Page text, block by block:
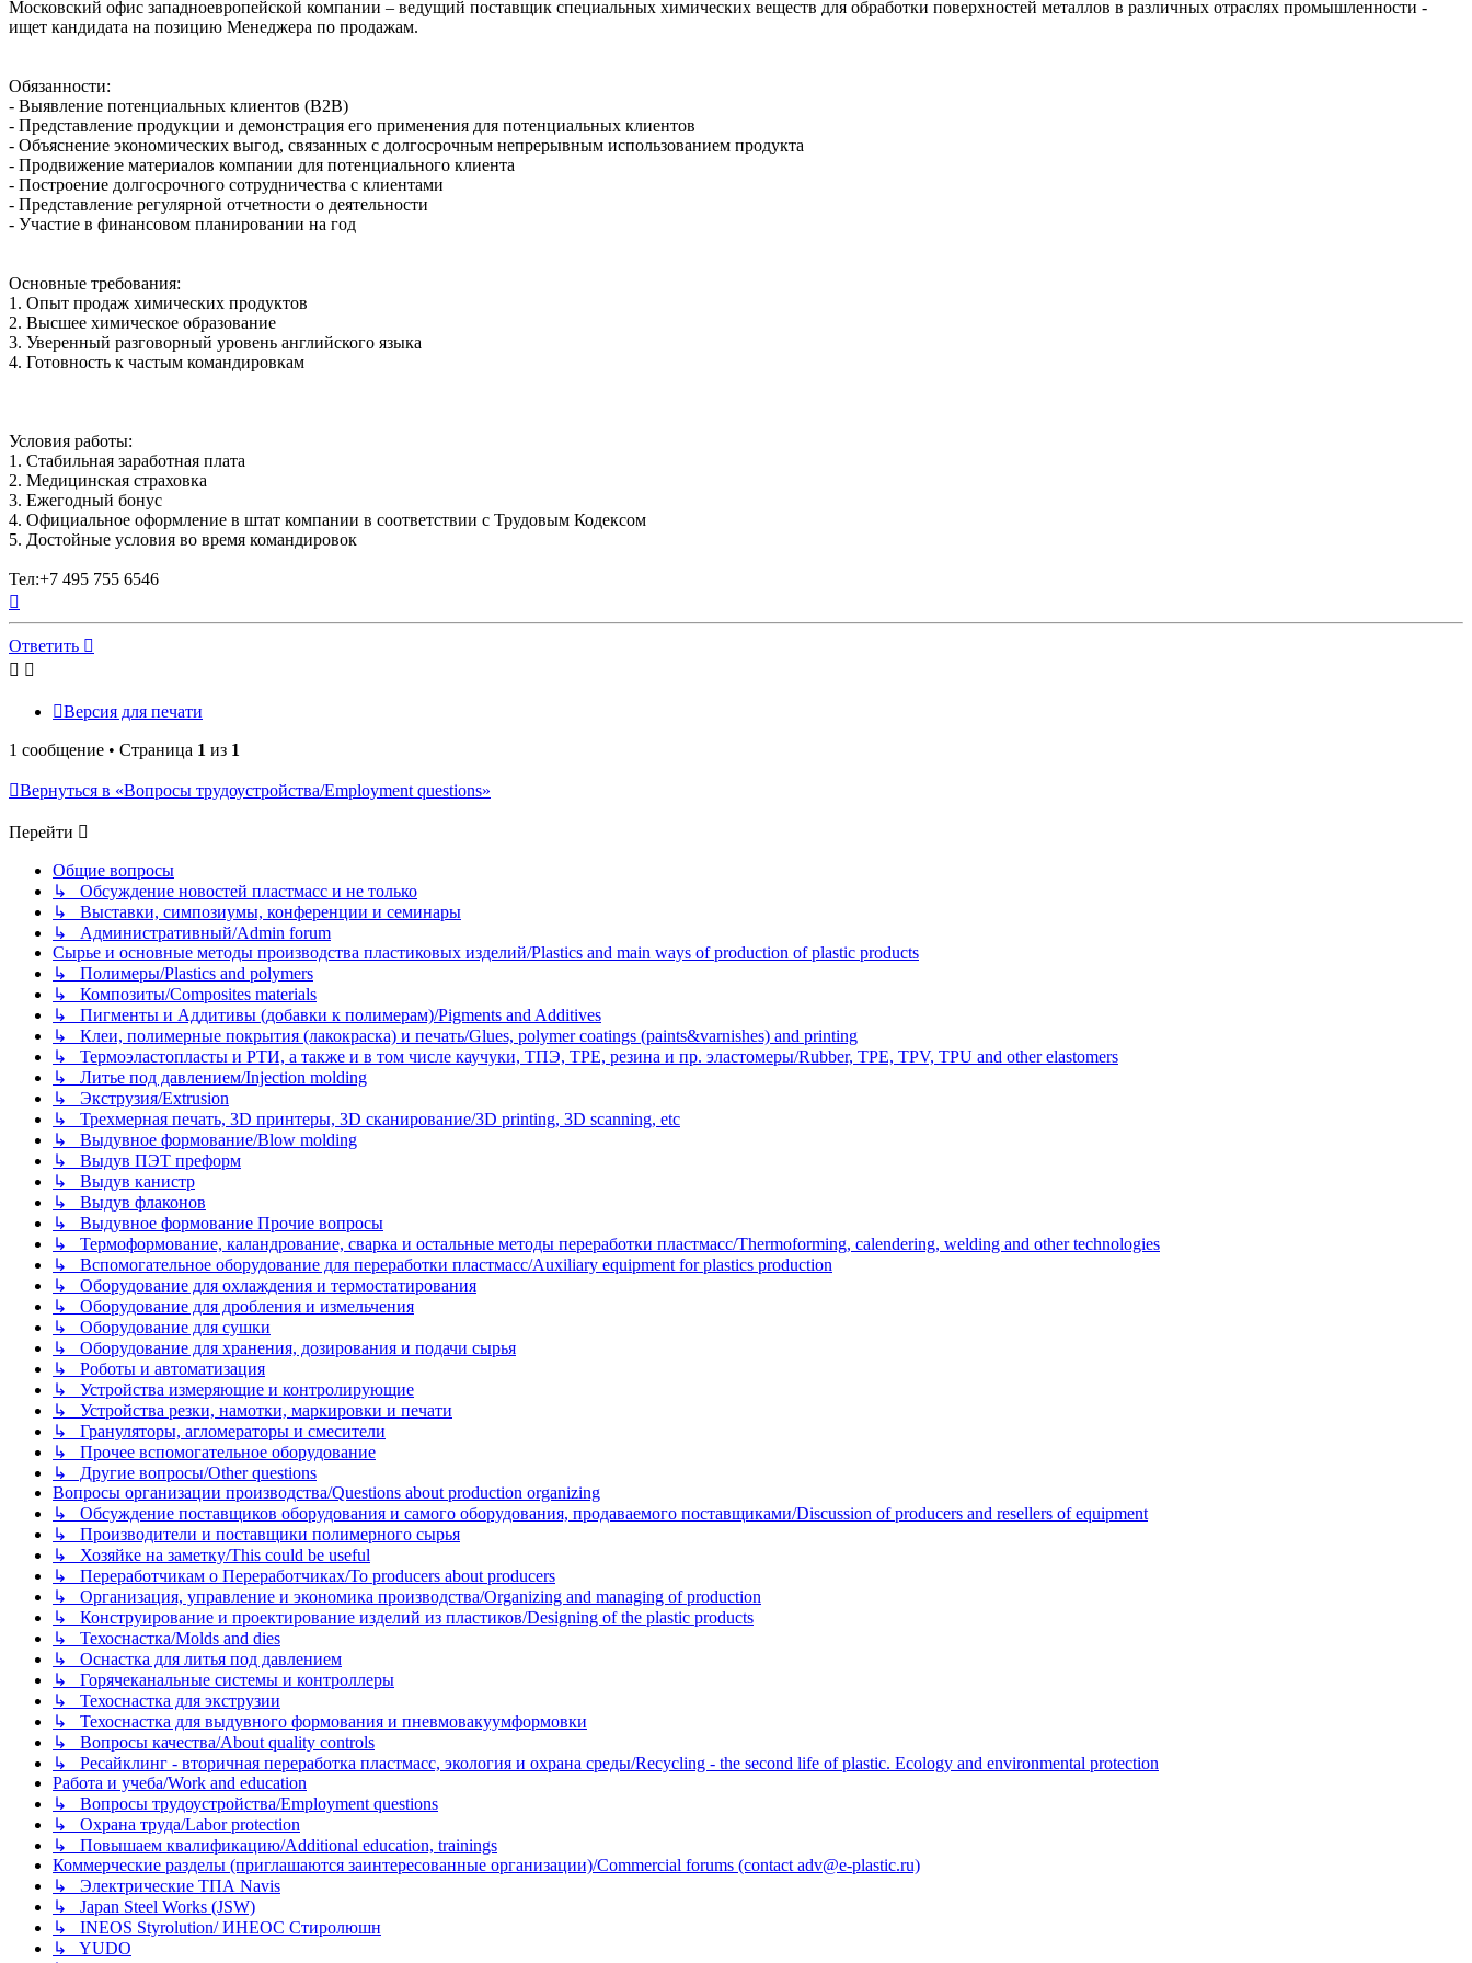
Московский офис западноевропейской компании – ведущий поставщик специальных химических веществ для обработки поверхностей металлов в различных отраслях промышленности -
ищет кандидата на позицию Менеджера по продажам.
Обязанности:
- Выявление потенциальных клиентов (B2B)
- Представление продукции и демонстрация его применения для потенциальных клиентов
- Объяснение экономических выгод, связанных с долгосрочным непрерывным использованием продукта
- Продвижение материалов компании для потенциального клиента
- Построение долгосрочного сотрудничества с клиентами
- Представление регулярной отчетности о деятельности
- Участие в финансовом планировании на год
Основные требования:
1. Опыт продаж химических продуктов
2. Высшее химическое образование
3. Уверенный разговорный уровень английского языка
4. Готовность к частым командировкам
Условия работы:
1. Стабильная заработная плата
2. Медицинская страховка
3. Ежегодный бонус
4. Официальное оформление в штат компании в соответствии с Трудовым Кодексом
5. Достойные условия во время командировок
Тел:+7 495 755 6546
началу
Ответить
Версия для печати
1 сообщение • Страница 1 из 1
Вернуться в «Вопросы трудоустройства/Employment questions»
Перейти
Общие вопросы
↳ Обсуждение новостей пластмасс и не только
↳ Выставки, симпозиумы, конференции и семинары
↳ Административный/Admin forum
Сырье и основные методы производства пластиковых изделий/Plastics and main ways of production of plastic products
↳ Полимеры/Plastics and polymers
↳ Композиты/Сomposites materials
↳ Пигменты и Аддитивы (добавки к полимерам)/Pigments and Additives
↳ Клеи, полимерные покрытия (лакокраска) и печать/Glues, polymer coatings (paints&varnishes) and printing
↳ Термоэластопласты и РТИ, а также и в том числе каучуки, ТПЭ, TPE, резина и пр. эластомеры/Rubber, TPE, TPV, TPU and other elastomers
↳ Литье под давлением/Injection molding
↳ Экструзия/Extrusion
↳ Трехмерная печать, 3D принтеры, 3D сканирование/3D printing, 3D scanning, etc
↳ Выдувное формование/Blow molding
↳ Выдув ПЭТ преформ
↳ Выдув канистр
↳ Выдув флаконов
↳ Выдувное формование Прочие вопросы
↳ Термоформование, каландрование, сварка и остальные методы переработки пластмасс/Thermoforming, calendering, welding and other technologies
↳ Вспомогательное оборудование для переработки пластмасс/Auxiliary equipment for plastics production
↳ Оборудование для охлаждения и термостатирования
↳ Оборудование для дробления и измельчения
↳ Оборудование для сушки
↳ Оборудование для хранения, дозирования и подачи сырья
↳ Роботы и автоматизация
↳ Устройства измеряющие и контролирующие
↳ Устройства резки, намотки, маркировки и печати
↳ Грануляторы, агломераторы и смесители
↳ Прочее вспомогательное оборудование
↳ Другие вопросы/Other questions
Вопросы организации производства/Questions about production organizing
↳ Обсуждение поставщиков оборудования и самого оборудования, продаваемого поставщиками/Discussion of producers and resellers of equipment
↳ Производители и поставщики полимерного сырья
↳ Хозяйке на заметку/This could be useful
↳ Переработчикам о Переработчиках/To producers about producers
↳ Организация, управление и экономика производства/Organizing and managing of production
↳ Конструирование и проектирование изделий из пластиков/Designing of the plastic products
↳ Техоснастка/Molds and dies
↳ Оснастка для литья под давлением
↳ Горячеканальные системы и контроллеры
↳ Техоснастка для экструзии
↳ Техоснастка для выдувного формования и пневмовакуумформовки
↳ Вопросы качества/About quality controls
↳ Ресайклинг - вторичная переработка пластмасс, экология и охрана среды/Recycling - the second life of plastic. Ecology and environmental protection
Работа и учеба/Work and education
↳ Вопросы трудоустройства/Employment questions
↳ Охрана труда/Labor protection
↳ Повышаем квалификацию/Additional education, trainings
Коммерческие разделы (приглашаются заинтересованные организации)/Commercial forums (contact adv@e-plastic.ru)
↳ Электрические ТПА Navis
↳ Japan Steel Works (JSW)
↳ INEOS Styrolution/ ИНЕОС Стиролюшн
↳ YUDO